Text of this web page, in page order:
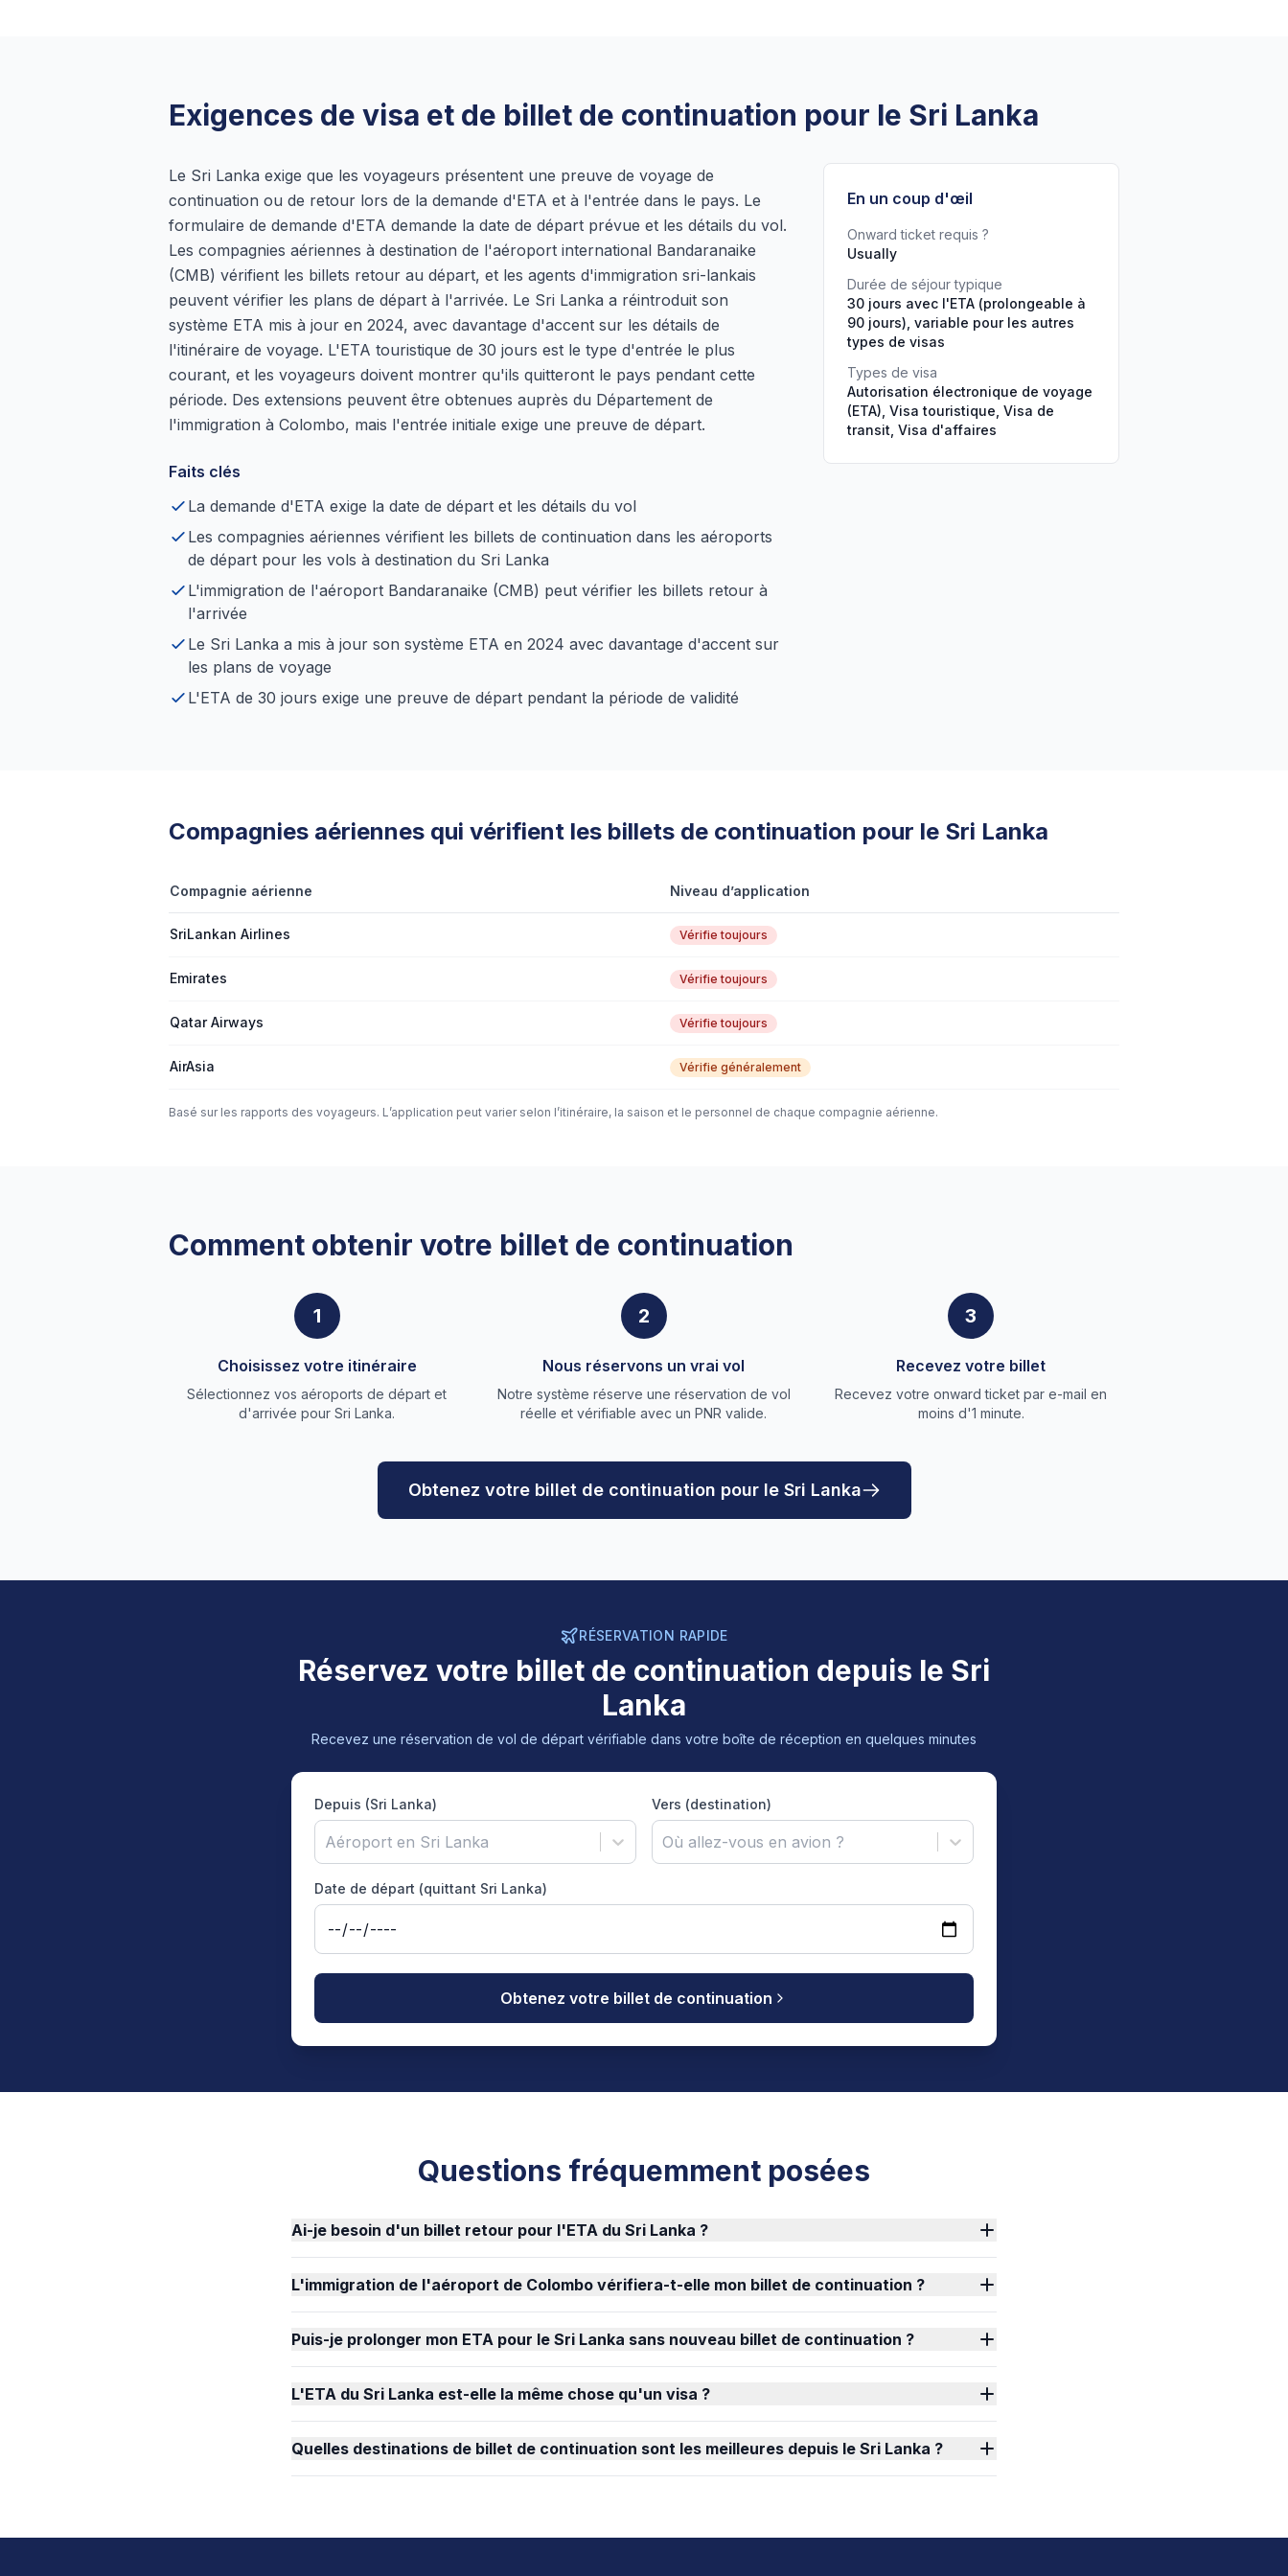
Exigences de visa et de billet de continuation pour le Sri Lanka
Le Sri Lanka exige que les voyageurs présentent une preuve de voyage de
continuation ou de retour lors de la demande d'ETA et à l'entrée dans le pays. Le
formulaire de demande d'ETA demande la date de départ prévue et les détails du vol.
Les compagnies aériennes à destination de l'aéroport international Bandaranaike
(CMB) vérifient les billets retour au départ, et les agents d'immigration sri-lankais
peuvent vérifier les plans de départ à l'arrivée. Le Sri Lanka a réintroduit son
système ETA mis à jour en 2024, avec davantage d'accent sur les détails de
l'itinéraire de voyage. L'ETA touristique de 30 jours est le type d'entrée le plus
courant, et les voyageurs doivent montrer qu'ils quitteront le pays pendant cette
période. Des extensions peuvent être obtenues auprès du Département de
l'immigration à Colombo, mais l'entrée initiale exige une preuve de départ.
Faits clés
La demande d'ETA exige la date de départ et les détails du vol
Les compagnies aériennes vérifient les billets de continuation dans les aéroports
de départ pour les vols à destination du Sri Lanka
L'immigration de l'aéroport Bandaranaike (CMB) peut vérifier les billets retour à
l'arrivée
Le Sri Lanka a mis à jour son système ETA en 2024 avec davantage d'accent sur
les plans de voyage
L'ETA de 30 jours exige une preuve de départ pendant la période de validité
En un coup d'œil
Onward ticket requis ?
Usually
Durée de séjour typique
30 jours avec l'ETA (prolongeable à
90 jours), variable pour les autres
types de visas
Types de visa
Autorisation électronique de voyage
(ETA), Visa touristique, Visa de
transit, Visa d'affaires
Compagnies aériennes qui vérifient les billets de continuation pour le Sri Lanka
Compagnie aérienne Niveau d’application
SriLankan Airlines Vérifie toujours
Emirates Vérifie toujours
Qatar Airways Vérifie toujours
AirAsia Vérifie généralement
Basé sur les rapports des voyageurs. L’application peut varier selon l’itinéraire, la saison et le personnel de chaque compagnie aérienne.
Comment obtenir votre billet de continuation
1
Choisissez votre itinéraire
Sélectionnez vos aéroports de départ et
d'arrivée pour Sri Lanka.
2
Nous réservons un vrai vol
Notre système réserve une réservation de vol
réelle et vérifiable avec un PNR valide.
3
Recevez votre billet
Recevez votre onward ticket par e-mail en
moins d'1 minute.
Obtenez votre billet de continuation pour le Sri Lanka
RÉSERVATION RAPIDE
Réservez votre billet de continuation depuis le Sri
Lanka
Recevez une réservation de vol de départ vérifiable dans votre boîte de réception en quelques minutes
Depuis (Sri Lanka)
Aéroport en Sri Lanka
Vers (destination)
Où allez-vous en avion ?
Date de départ (quittant Sri Lanka)
Obtenez votre billet de continuation
Questions fréquemment posées
Ai-je besoin d'un billet retour pour l'ETA du Sri Lanka ?
L'immigration de l'aéroport de Colombo vérifiera-t-elle mon billet de continuation ?
Puis-je prolonger mon ETA pour le Sri Lanka sans nouveau billet de continuation ?
L'ETA du Sri Lanka est-elle la même chose qu'un visa ?
Quelles destinations de billet de continuation sont les meilleures depuis le Sri Lanka ?